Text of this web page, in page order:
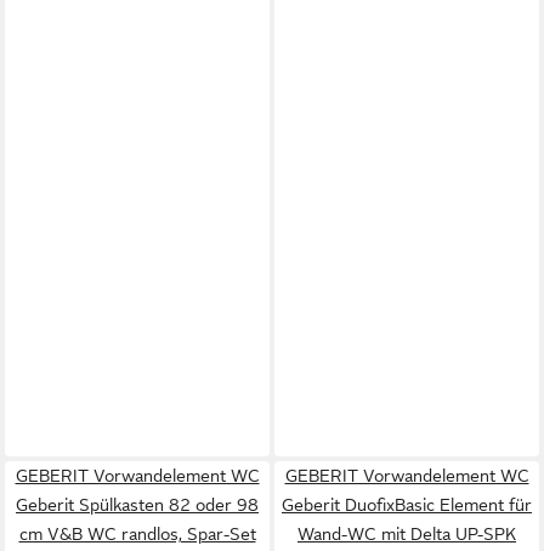
GEBERIT Vorwandelement WC
Geberit Spülkasten 82 oder 98
cm V&B WC randlos, Spar-Set
GEBERIT Vorwandelement WC
Geberit DuofixBasic Element für
Wand-WC mit Delta UP-SPK